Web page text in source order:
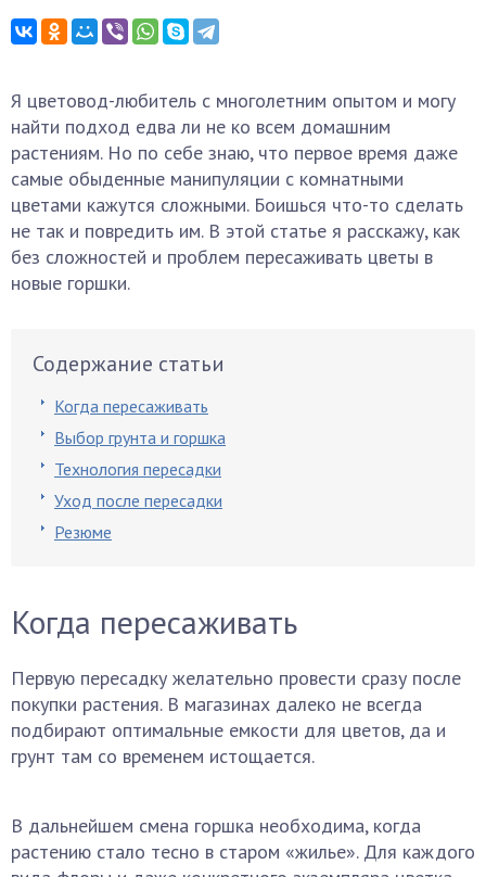
Я цветовод-любитель с многолетним опытом и могу
найти подход едва ли не ко всем домашним
растениям. Но по себе знаю, что первое время даже
самые обыденные манипуляции с комнатными
цветами кажутся сложными. Боишься что-то сделать
не так и повредить им. В этой статье я расскажу, как
без сложностей и проблем пересаживать цветы в
новые горшки.
Содержание статьи
Когда пересаживать
Выбор грунта и горшка
Технология пересадки
Уход после пересадки
Резюме
Когда пересаживать
Первую пересадку желательно провести сразу после
покупки растения. В магазинах далеко не всегда
подбирают оптимальные емкости для цветов, да и
грунт там со временем истощается.
В дальнейшем смена горшка необходима, когда
растению стало тесно в старом «жилье». Для каждого